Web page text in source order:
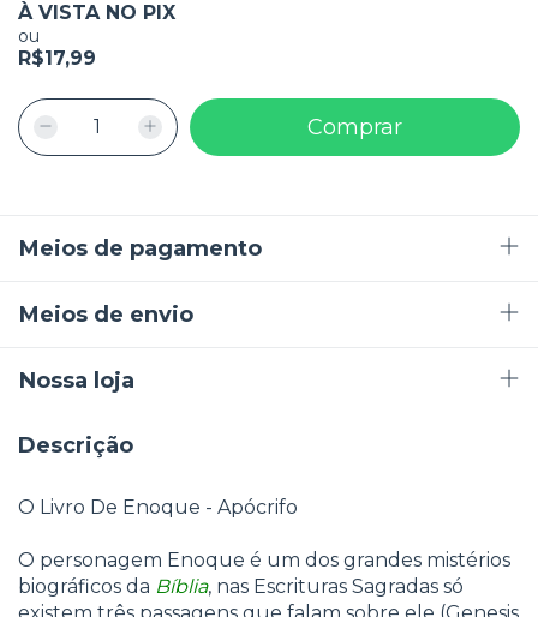
À VISTA NO PIX
ou
R$17,99
Meios de pagamento
Meios de envio
Nossa loja
Descrição
O Livro De Enoque - Apócrifo
O personagem Enoque é um dos grandes mistérios
biográficos da Bíblia, nas Escrituras Sagradas só